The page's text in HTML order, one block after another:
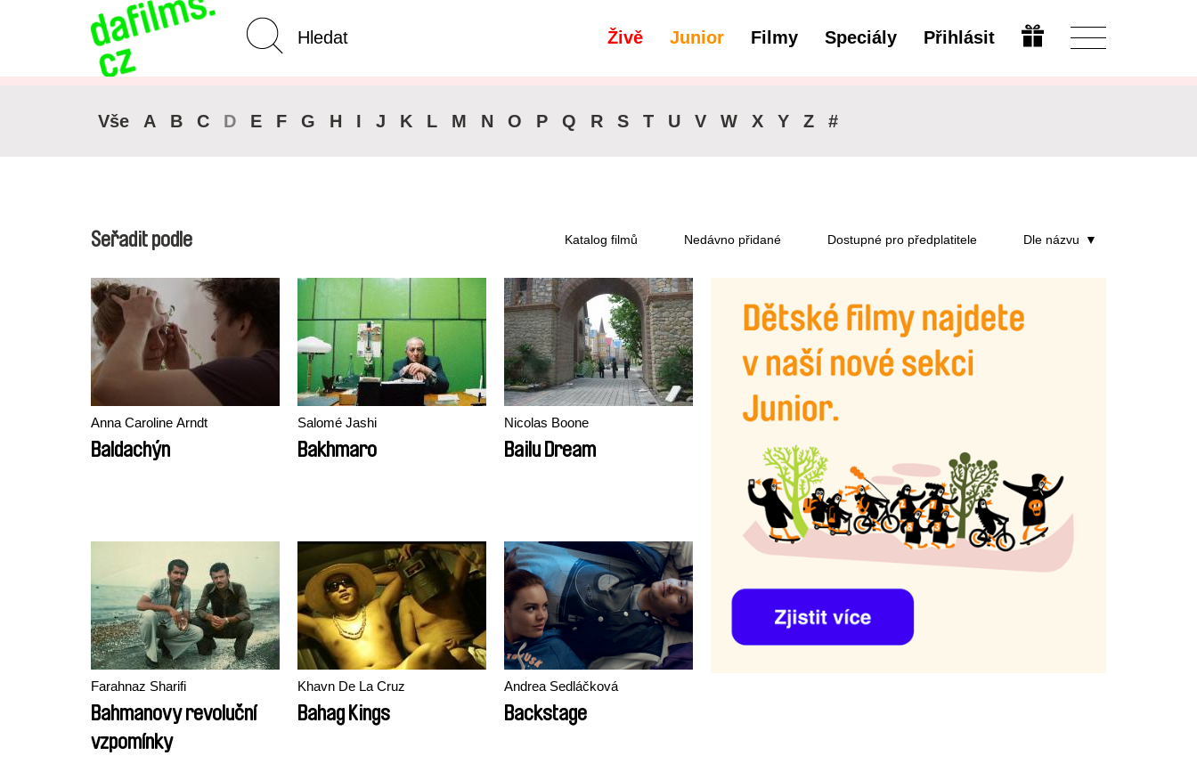
Živě Junior Filmy Speciály Přihlásit
Pokročilé vyhledávání Upravit
Vše A B C D E F G H I J K L M N O P Q R S T U V W X Y Z #
Seřadit podle Katalog filmů Nedávno přidané Dostupné pro předplatitele Dle názvu
Anna Caroline Arndt
Baldachýn
Salomé Jashi
Bakhmaro
Nicolas Boone
Bailu Dream
Farahnaz Sharifi
Bahmanovy revoluční
vzpomínky
Khavn De La Cruz
Bahag Kings
Andrea Sedláčková
Backstage